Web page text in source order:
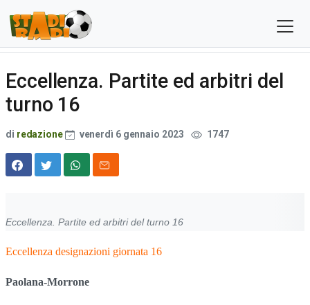
Eccellenza. Partite ed arbitri del
turno 16
di redazione venerdì 6 gennaio 2023 1747
Eccellenza. Partite ed arbitri del turno 16
Eccellenza designazioni giornata 16
Paolana-Morrone